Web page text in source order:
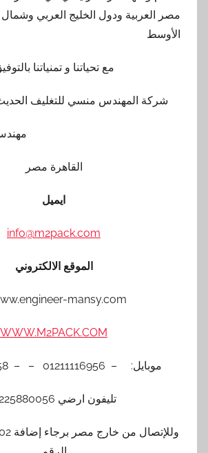
مصر العربية ودول الخليج العربي وشمال
الأوسط
مع تحياتنا و تمنياتنا بالتوفيق
شركة المهندس منسي للتغليف الحديث –
مهندس
القاهرة مصر
info@m2pack.com
الموقع الالكتروني
www.engineer-mansy.com /
WWW.M2PACK.COM
موبايل: – 01211116956 – – 01211116958
تليفون ارضي 0225880056
وللإتصال من